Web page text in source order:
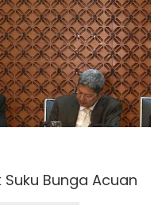
Suku Bunga Acuan